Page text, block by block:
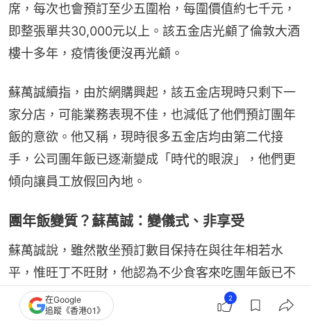
席，每次也會預訂至少五圍枱，每圍價值約七千元，
即整張單共30,000元以上。該五金店光顧了倫敦大酒
樓十多年，疫情後便沒再光顧。
蘇萬誠續指，由於網購興起，該五金店現時只剩下一
家分店，可能業務表現不佳，也減低了他們預訂團年
飯的意欲。他又稱，現時很多五金店均由第二代接
手，公司團年飯已逐漸變成「時代的眼淚」，他們更
傾向讓員工放假回內地。
團年飯變質？蘇萬誠：變儀式、非享受
蘇萬誠說，雖然散坐預訂數目保持在與往年相若水
平，惟旺丁不旺財，他認為不少食客來吃團年飯已不
再是為了享受食物，而只是一種儀式感。
在Google
追蹤《香港01》
2